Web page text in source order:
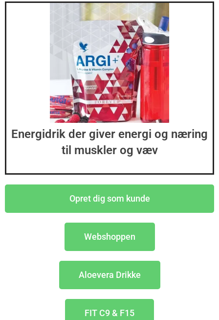
Energidrik der giver energi og næring
til muskler og væv
Opret dig som kunde
Webshoppen
Aloevera Drikke
FIT C9 & F15